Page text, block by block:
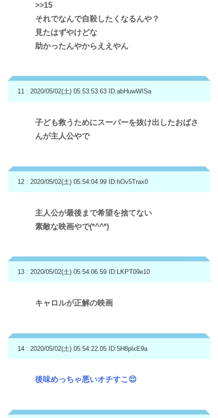
>>15
それでなんで自殺したくなるんや？
見たはずやけどな
助かったんやからええやん
11 : 2020/05/02(土) 05:53:53.63 ID:abHuwWISa
子ども救うためにスーパーを抜け出したおばさ
んが主人公やで
12 : 2020/05/02(土) 05:54:04.99 ID:hOv5Trax0
主人公が最後まで希望を捨てない
素敵な映画やで(*^^*)
13 : 2020/05/02(土) 05:54:06.59 ID:LKPT09e10
キャロルが正解の映画
14 : 2020/05/02(土) 05:54:22.05 ID:5H8plxE9a
後味めっちゃ悪いオチすこ😌